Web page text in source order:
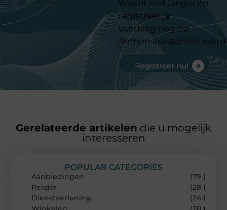
Wacht niet langer en
registreer je
vandaag nog op
Registreer nu!
Gerelateerde artikelen die u mogelijk
interesseren
POPULAR CATEGORIES
Aanbiedingen
(79 )
Relatie
(28 )
Dienstverlening
(24 )